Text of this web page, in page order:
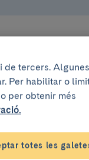
tercers.
Per habilitar o
per obtenir més
totes les